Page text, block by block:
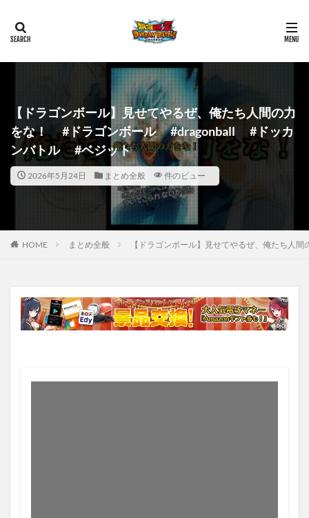
【ドラゴンボール】見せてやるぜ、俺たち人間の力
をな！ #ドラゴンボール #dragonball #ドッカ
ンバトル #ベジット
2026年5月24日 まとめ全般 件のビュー
HOME まとめ全般 【ドラゴンボール】見せてやるぜ、俺たち